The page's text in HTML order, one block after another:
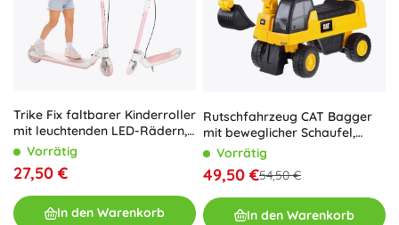
Trike Fix faltbarer Kinderroller
mit leuchtenden LED-Rädern,
rosaVorrätig
27,50 €
In den Warenkorb
Rutschfahrzeug CAT Bagger
mit beweglicher Schaufel,
Hupe und Stauraum
Vorrätig
49,50 €54,50 €
In den Warenkorb